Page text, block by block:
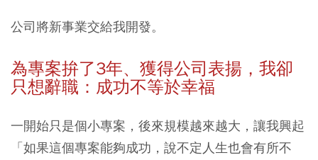
公司將新事業交給我開發。
為專案拚了3年、獲得公司表揚，我卻
只想辭職：成功不等於幸福
一開始只是個小專案，後來規模越來越大，讓我興起
「如果這個專案能夠成功，說不定人生也會有所不